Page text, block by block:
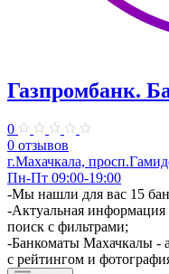
Газпромбанк.
0
0 отзывов
г.Махачкала,
Пн-Пт 09:00-19:00
-Мы нашли для вас 15
-Актуальная информация
поиск с фильтрами;
-Банкоматы Махачкалы -
с рейтингом и